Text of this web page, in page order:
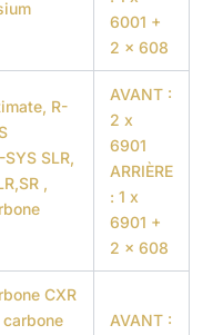
6001 +
2 x 608
R-
SLR,
,
AVANT :
2 x
6901
ARRIÈRE
: 1 x
6901 +
2 x 608
CXR
AVANT :